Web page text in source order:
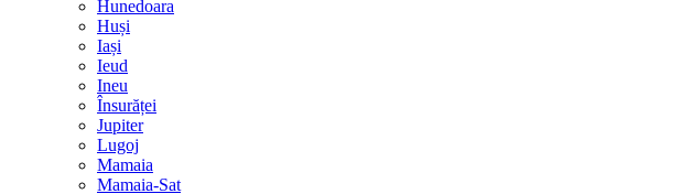
Hunedoara
Huși
Iași
Ieud
Ineu
Însurăței
Jupiter
Lugoj
Mamaia
Mamaia-Sat